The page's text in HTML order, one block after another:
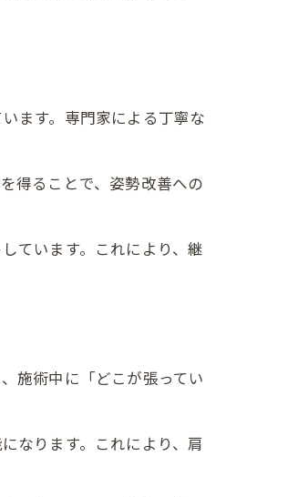
ます。専門家による丁寧な
得ることで、姿勢改善への
ています。これにより、継
施術中に「どこが張ってい
なります。これにより、肩